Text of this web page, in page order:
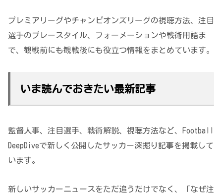
プレミアリーグやチャンピオンズリーグの視聴方法、注目
選手のプレースタイル、フォーメーションや戦術用語ま
で、観戦前にも観戦後にも役立つ情報をまとめています。
いま読んでおきたい最新記事
監督人事、注目選手、戦術解説、視聴方法など、Football
DeepDiveで新しく公開したサッカー深掘り記事を掲載して
います。
新しいサッカーニュースをただ追うだけでなく、「なぜ注